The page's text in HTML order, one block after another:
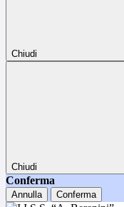
Chiudi
Chiudi
Conferma
Annulla Conferma